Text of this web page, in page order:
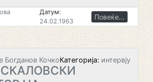
Датум:
24.02.1963
Повеќе...
Богданов КочкоКатегорија: интервју